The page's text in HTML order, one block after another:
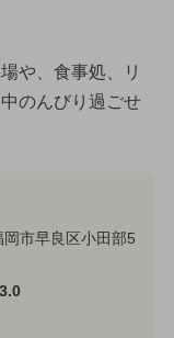
や、食事処、リ
のんびり過ごせ
岡市早良区小田部5
3.0